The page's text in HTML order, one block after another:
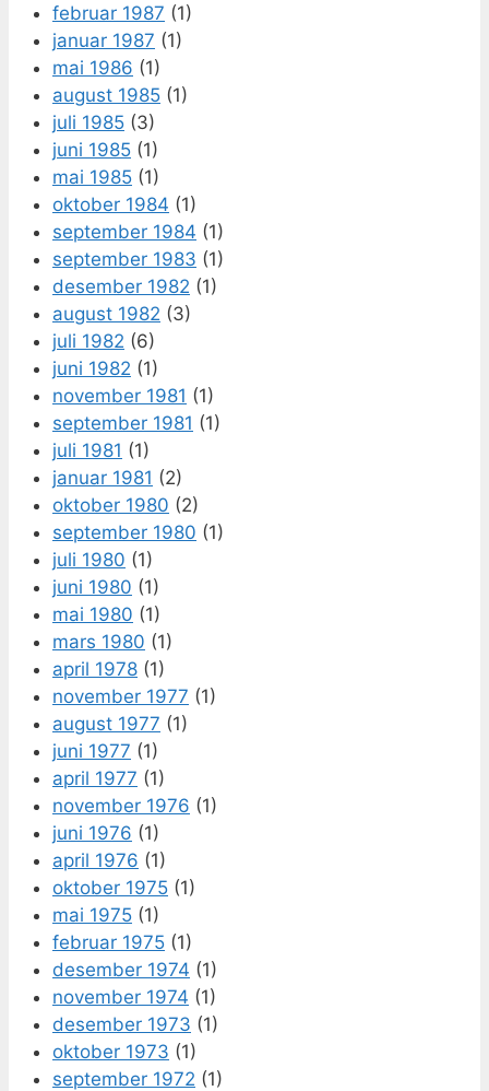
februar 1987 (1)
januar 1987 (1)
mai 1986 (1)
august 1985 (1)
juli 1985 (3)
juni 1985 (1)
mai 1985 (1)
oktober 1984 (1)
september 1984 (1)
september 1983 (1)
desember 1982 (1)
august 1982 (3)
juli 1982 (6)
juni 1982 (1)
november 1981 (1)
september 1981 (1)
juli 1981 (1)
januar 1981 (2)
oktober 1980 (2)
september 1980 (1)
juli 1980 (1)
juni 1980 (1)
mai 1980 (1)
mars 1980 (1)
april 1978 (1)
november 1977 (1)
august 1977 (1)
juni 1977 (1)
april 1977 (1)
november 1976 (1)
juni 1976 (1)
april 1976 (1)
oktober 1975 (1)
mai 1975 (1)
februar 1975 (1)
desember 1974 (1)
november 1974 (1)
desember 1973 (1)
oktober 1973 (1)
september 1972 (1)